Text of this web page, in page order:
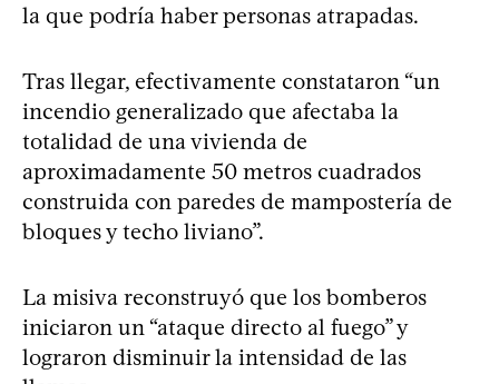
la que podría haber personas atrapadas.
Tras llegar, efectivamente constataron “un
incendio generalizado que afectaba la
totalidad de una vivienda de
aproximadamente 50 metros cuadrados
construida con paredes de mampostería de
bloques y techo liviano”.
La misiva reconstruyó que los bomberos
iniciaron un “ataque directo al fuego” y
lograron disminuir la intensidad de las